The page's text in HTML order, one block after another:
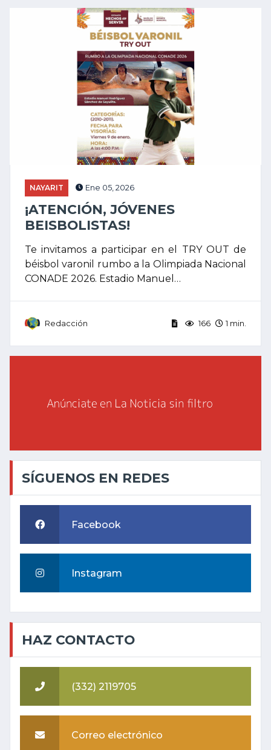
NAYARIT Ene 05, 2026
¡ATENCIÓN, JÓVENES
BEISBOLISTAS!
Te invitamos a participar en el TRY OUT de
béisbol varonil rumbo a la Olimpiada Nacional
CONADE 2026. Estadio Manuel…
Redacción 166 1 min.
SÍGUENOS EN REDES
Facebook
Instagram
HAZ CONTACTO
(332) 2119705
Correo electrónico